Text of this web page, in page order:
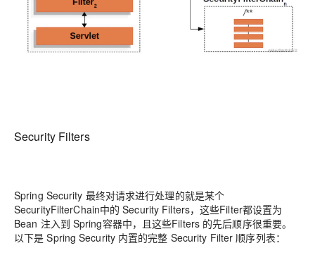
Security Filters
Spring Security 最终对请求进行处理的就是某个
SecurityFilterChain中的 Security Filters，这些Filter都设置为
Bean 注入到 Spring容器中，且这些Filters 的先后顺序很重要。
以下是 Spring Security 内置的完整 Security Filter 顺序列表：